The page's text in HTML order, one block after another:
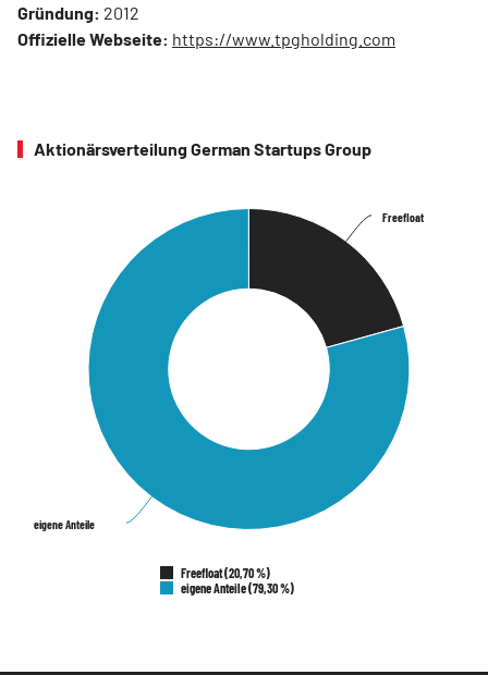
Gründung: 2012
Offizielle Webseite: https://www.tpgholding.com
Aktionärsverteilung German Startups Group
Freefloat
Freefloat
eigene Anteile
eigene Anteile
Freefloat (20,70 %)
eigene Anteile (79,30 %)